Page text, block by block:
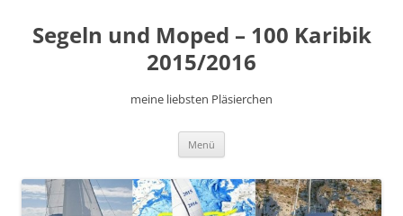
springen
Segeln und Moped – 100 Karibik
2015/2016
meine liebsten Pläsierchen
Menü